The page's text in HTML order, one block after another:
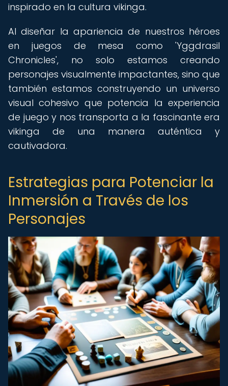
inspirado en la cultura vikinga.
Al diseñar la apariencia de nuestros héroes
en juegos de mesa como 'Yggdrasil
Chronicles', no solo estamos creando
personajes visualmente impactantes, sino que
también estamos construyendo un universo
visual cohesivo que potencia la experiencia
de juego y nos transporta a la fascinante era
vikinga de una manera auténtica y
cautivadora.
Estrategias para Potenciar la
Inmersión a Través de los
Personajes